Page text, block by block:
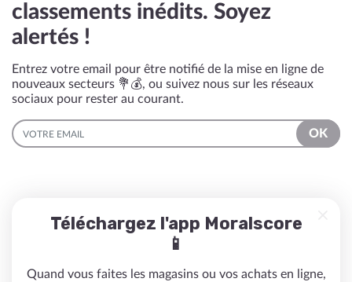
classements inédits. Soyez
alertés !
Entrez votre email pour être notifié de la mise en ligne de
nouveaux secteurs 💐💰, ou suivez nous sur les réseaux
sociaux pour rester au courant.
EMAIL
OK
Téléchargez l'app Moralscore
📱
Quand vous faites les magasins ou vos achats en ligne,